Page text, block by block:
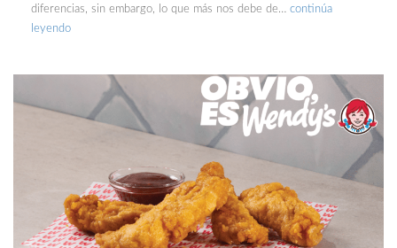
diferencias, sin embargo, lo que más nos debe de… continúa
leyendo